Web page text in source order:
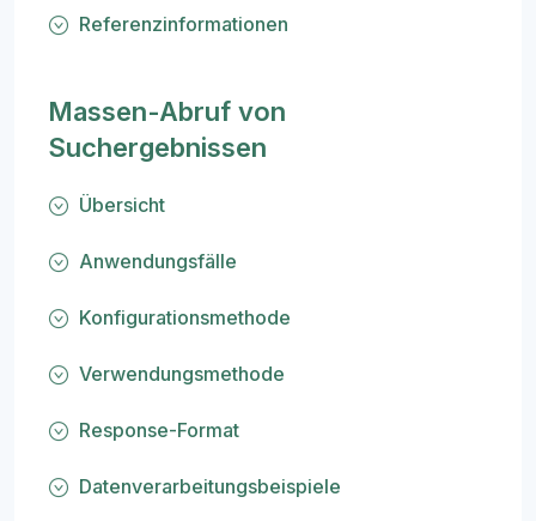
Referenzinformationen
Massen-Abruf von
Suchergebnissen
Übersicht
Anwendungsfälle
Konfigurationsmethode
Verwendungsmethode
Response-Format
Datenverarbeitungsbeispiele